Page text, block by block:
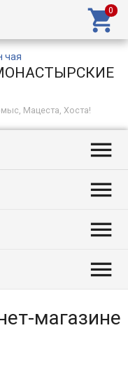

Мацеста, Хоста!




магазине